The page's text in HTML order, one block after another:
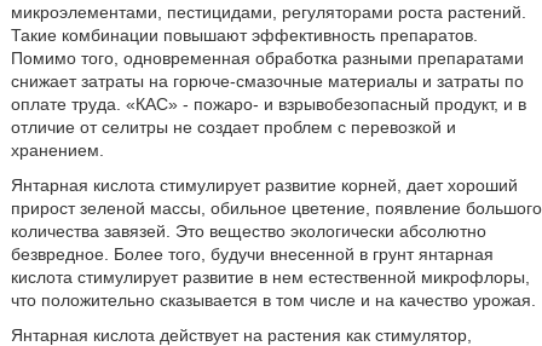
микроэлементами, пестицидами, регуляторами роста растений.
Такие комбинации повышают эффективность препаратов.
Помимо того, одновременная обработка разными препаратами
снижает затраты на горюче-смазочные материалы и затраты по
оплате труда. «КАС» - пожаро- и взрывобезопасный продукт, и в
отличие от селитры не создает проблем с перевозкой и
хранением.
Янтарная кислота стимулирует развитие корней, дает хороший
прирост зеленой массы, обильное цветение, появление большого
количества завязей. Это вещество экологически абсолютно
безвредное. Более того, будучи внесенной в грунт янтарная
кислота стимулирует развитие в нем естественной микрофлоры,
что положительно сказывается в том числе и на качество урожая.
Янтарная кислота действует на растения как стимулятор,